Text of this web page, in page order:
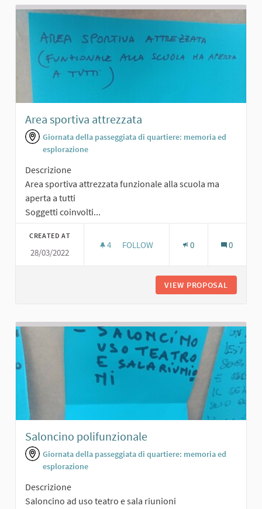
Area sportiva attrezzata
Giornata della passeggiata di quartiere: memoria ed
esplorazione
Descrizione
Area sportiva attrezzata funzionale alla scuola ma
aperta a tutti
Soggetti coinvolti...
CREATED AT
28/03/2022
4 4 FOLLOWERS
FOLLOW 0 0
VIEW PROPOSAL
Saloncino polifunzionale
Giornata della passeggiata di quartiere: memoria ed
esplorazione
Descrizione
Saloncino ad uso teatro e sala riunioni